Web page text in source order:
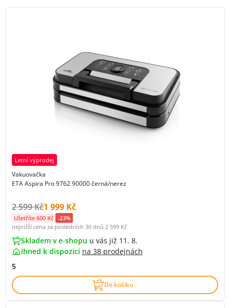
Letní výprodej
Vakuovačka
ETA Aspira Pro 9762 90000 černá/nerez
Původní cena s DPH:
2 599 KčCena s DPH:
1 999 Kč
Ušetříte 600 Kč -23%
nejnižší cena za posledních 30 dnů 2 599 Kč
Skladem v e-shopu u vás již 11. 8.
ihned k dispozici na 38 prodejnách
5
Do košíku